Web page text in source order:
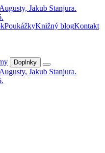
PoukážkyKnižný blogKontakt
Doplnky